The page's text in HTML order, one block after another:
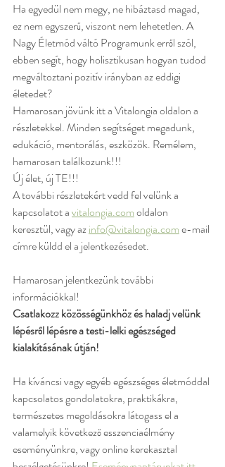
Ha egyedül nem megy, ne hibáztasd magad,
ez nem egyszerű, viszont nem lehetetlen. A
Nagy Életmód váltó Programunk erről szól,
ebben segít, hogy holisztikusan hogyan tudod
megváltoztani pozitív irányban az eddigi
életedet?
Hamarosan jövünk itt a Vitalongia oldalon a
részletekkel. Minden segítséget megadunk,
edukáció, mentorálás, eszközök. Remélem,
hamarosan találkozunk!!!
Új élet, új TE!!!
A további részletekért vedd fel velünk a
kapcsolatot a vitalongia.com oldalon
keresztül, vagy az info@vitalongia.com e-mail
címre küldd el a jelentkezésedet.
Hamarosan jelentkezünk további
információkkal!
Csatlakozz közösségünkhöz és haladj velünk
lépésről lépésre a testi-lelki egészséged
kialakításának útján!
Ha kíváncsi vagy egyéb egészséges életmóddal
kapcsolatos gondolatokra, praktikákra,
természetes megoldásokra látogass el a
valamelyik következő esszenciaélmény
eseményünkre, vagy online kerekasztal